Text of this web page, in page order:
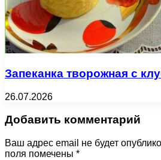
Запеканка творожная с
26.07.2026
Добавить комментарий
Ваш адрес email не будет
поля помечены *